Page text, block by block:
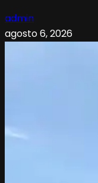
admin
agosto 6, 2026